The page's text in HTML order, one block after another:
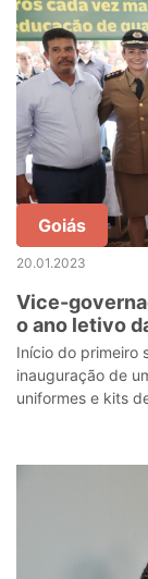
Goiás
20.01.2023
Vice-
o ano letivo
Início do primeiro
inauguração de
uniformes e kits